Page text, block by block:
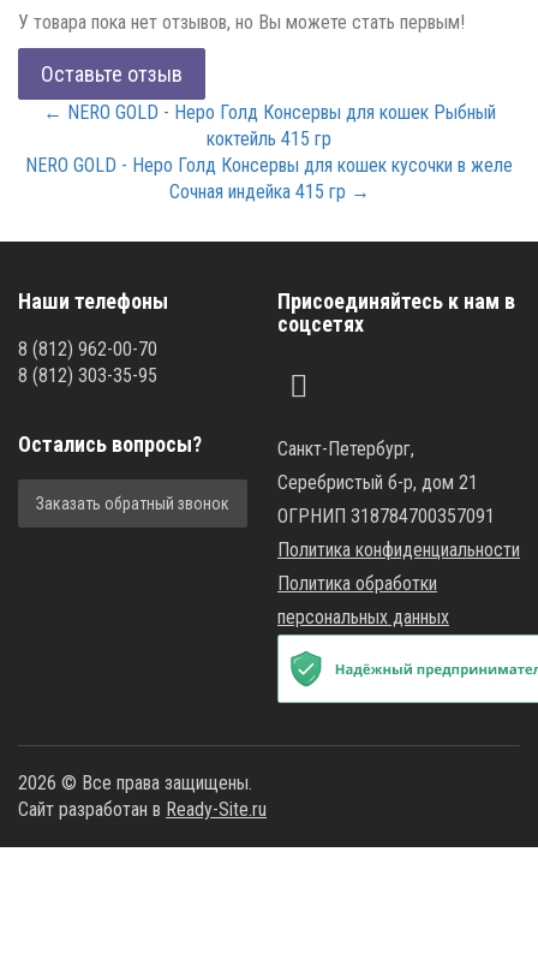
У товара пока нет отзывов, но Вы можете стать первым!
Оставьте отзыв
← NERO GOLD - Неро Голд Консервы для кошек Рыбный
коктейль 415 гр
NERO GOLD - Неро Голд Консервы для кошек кусочки в желе
Сочная индейка 415 гр →
Наши телефоны
8 (812) 962-00-70
8 (812) 303-35-95
Присоединяйтесь к нам в
соцсетях
Остались вопросы?
Заказать обратный звонок
Санкт-Петербург,
Серебристый б-р, дом 21
ОГРНИП 318784700357091
Политика конфиденциальности
Политика обработки
персональных данных
2026 © Все права защищены.
Сайт разработан в Ready-Site.ru